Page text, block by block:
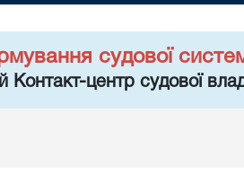
судової
Контакт-центр судової